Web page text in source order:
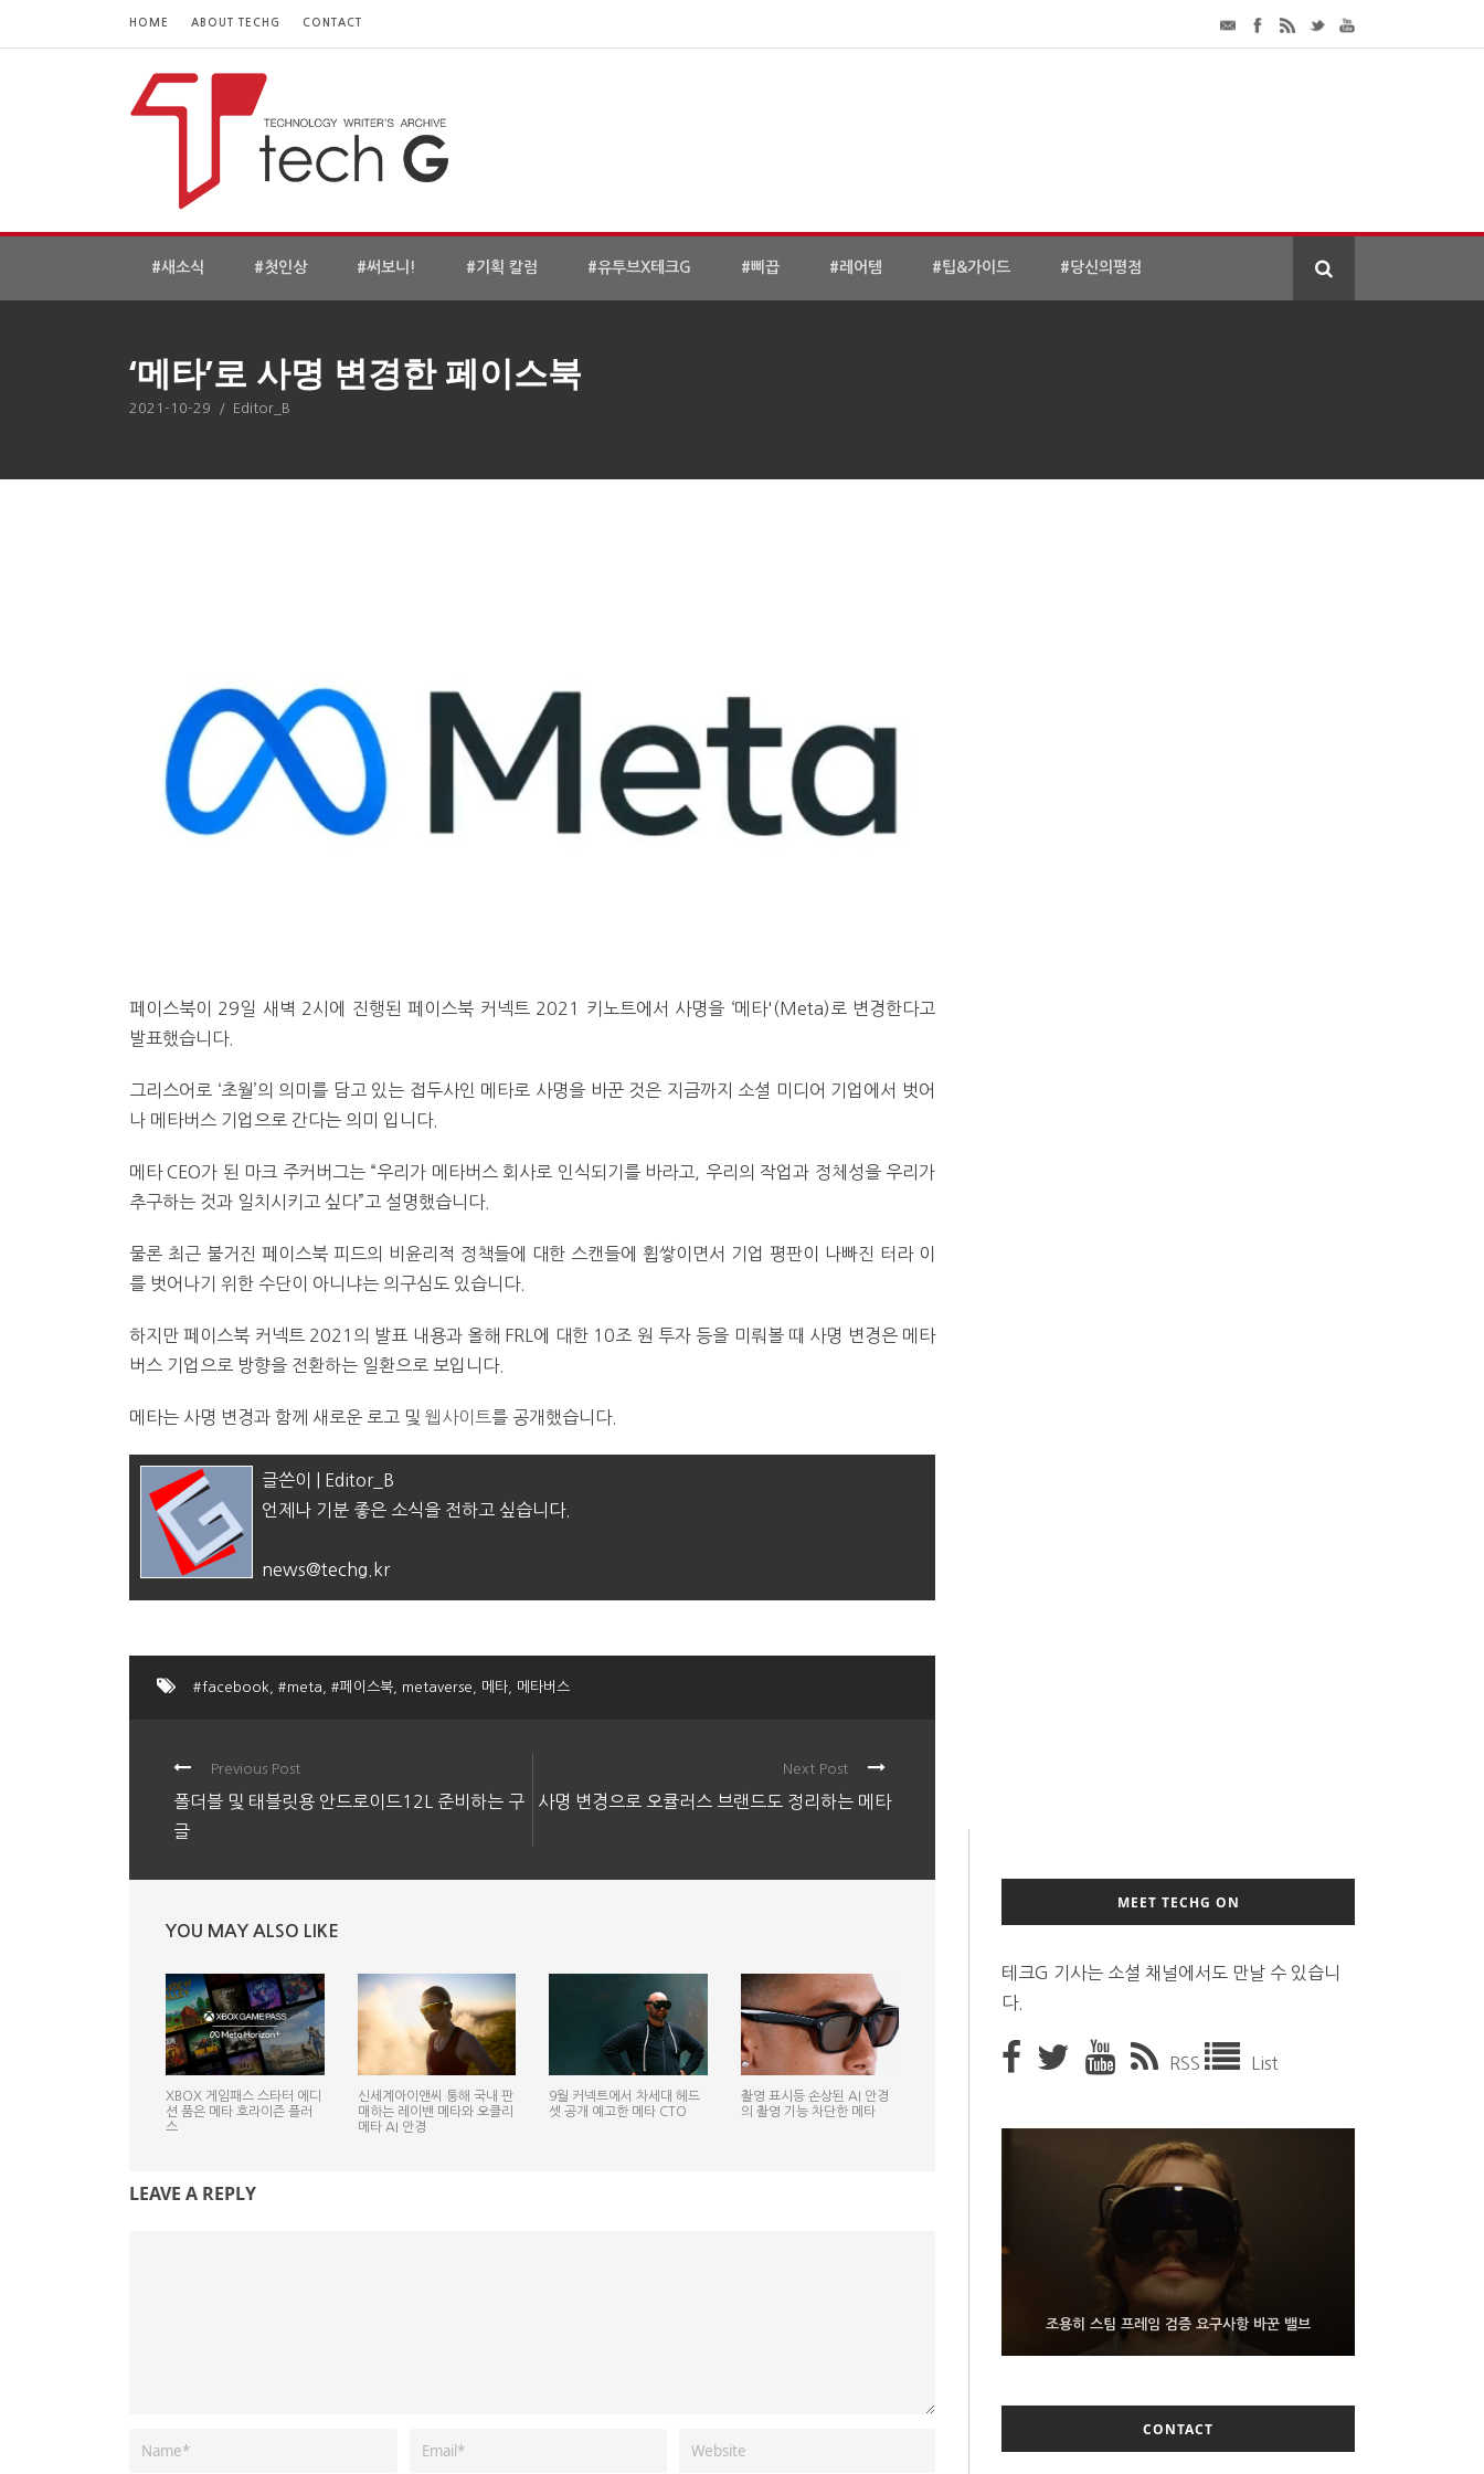
HOME ABOUT TECHG CONTACT
#새소식 #첫인상 #써보니! #기획 칼럼 #유투브X테크G #삐끕 #레어템 #팁&가이드 #당신의평점
‘메타’로 사명 변경한 페이스북
2021-10-29 / Editor_B
페이스북이 29일 새벽 2시에 진행된 페이스북 커넥트 2021 키노트에서 사명을 ‘메타'(Meta)로 변경한다고
발표했습니다.
그리스어로 ‘초월’의 의미를 담고 있는 접두사인 메타로 사명을 바꾼 것은 지금까지 소셜 미디어 기업에서 벗어
나 메타버스 기업으로 간다는 의미 입니다.
메타 CEO가 된 마크 주커버그는 “우리가 메타버스 회사로 인식되기를 바라고, 우리의 작업과 정체성을 우리가
추구하는 것과 일치시키고 싶다”고 설명했습니다.
물론 최근 불거진 페이스북 피드의 비윤리적 정책들에 대한 스캔들에 휩쌓이면서 기업 평판이 나빠진 터라 이
를 벗어나기 위한 수단이 아니냐는 의구심도 있습니다.
하지만 페이스북 커넥트 2021의 발표 내용과 올해 FRL에 대한 10조 원 투자 등을 미뤄볼 때 사명 변경은 메타
버스 기업으로 방향을 전환하는 일환으로 보입니다.
메타는 사명 변경과 함께 새로운 로고 및 웹사이트를 공개했습니다.
글쓴이 | Editor_B
언제나 기분 좋은 소식을 전하고 싶습니다.
news@techg.kr
#facebook #meta #페이스북 metaverse 메타 메타버스
Previous Post
폴더블 및 태블릿용 안드로이드12L 준비하는 구
글
Next Post
사명 변경으로 오큘러스 브랜드도 정리하는 메타
YOU MAY ALSO LIKE
XBOX 게임패스 스타터 에디
션 품은 메타 호라이즌 플러
스
신세계아이앤씨 통해 국내 판
매하는 레이밴 메타와 오클리
메타 AI 안경
9월 커넥트에서 차세대 헤드
셋 공개 예고한 메타 CTO
촬영 표시등 손상된 AI 안경
의 촬영 기능 차단한 메타
LEAVE A REPLY
MEET TECHG ON
테크G 기사는 소셜 채널에서도 만날 수 있습니
다.
RSS List
조용히 스팀 프레임 검증 요구사항 바꾼 밸브
9월 4일부터 서비스 접는 안드로이드 장치용 구글 어
시스턴트
FMS 2026서 차세대 3D 메모리 ZHBM·ZNAND-O
모형 처음 선보인 삼성전자
CONTACT